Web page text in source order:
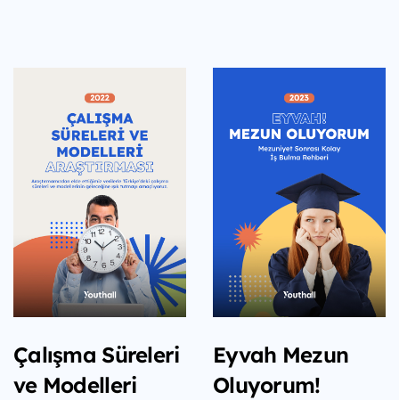
Çalışma Süreleri
ve Modelleri
Eyvah Mezun
Oluyorum!